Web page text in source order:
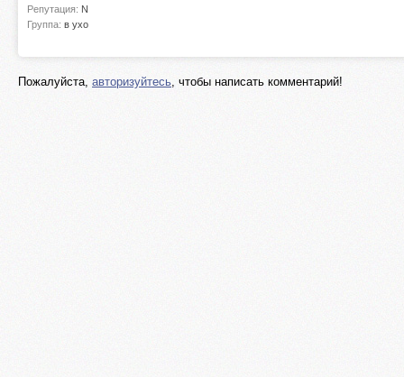
Репутация: N
Группа: в ухо
Пожалуйста, авторизуйтесь, чтобы написать комментарий!